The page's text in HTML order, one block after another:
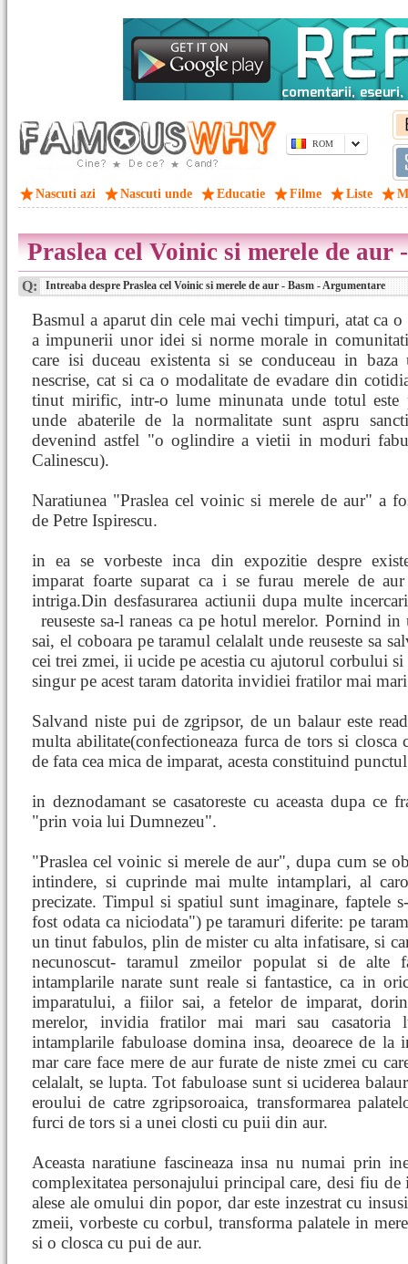
ROM
Nascuti azi Nascuti unde Educatie Filme Liste
Praslea cel Voinic si merele de aur
Q: Intreaba despre Praslea cel Voinic si merele de aur - Basm - Argumentare
Basmul a aparut din cele mai vechi timpuri, atat ca o
a impunerii unor idei si norme morale in
care isi duceau existenta si se conduceau in
nescrise, cat si ca o modalitate de evadare din
tinut mirific, intr-o lume minunata unde totul este
unde abaterile de la normalitate sunt aspru
devenind astfel "o oglindire a vietii in moduri
Calinescu).
Naratiunea "Praslea cel voinic si merele de aur" a
de Petre Ispirescu.
in ea se vorbeste inca din expozitie despre
imparat foarte suparat ca i se furau merele de
intriga.Din desfasurarea actiunii dupa multe
reuseste sa-l raneas ca pe hotul merelor. Pornind
sai, el coboara pe taramul celalalt unde reuseste sa
cei trei zmei, ii ucide pe acestia cu ajutorul corbului si
singur pe acest taram datorita invidiei fratilor mai
Salvand niste pui de zgripsor, de un balaur este
multa abilitate(confectioneaza furca de tors si
de fata cea mica de imparat, acesta constituind
in deznodamant se casatoreste cu aceasta dupa ce
"prin voia lui Dumnezeu".
"Praslea cel voinic si merele de aur", dupa cum se
intindere, si cuprinde mai multe intamplari, al
precizate. Timpul si spatiul sunt imaginare, faptele
fost odata ca niciodata") pe taramuri diferite: pe
un tinut fabulos, plin de mister cu alta infatisare, si
necunoscut- taramul zmeilor populat si de alte
intamplarile narate sunt reale si fantastice, ca in
imparatului, a fiilor sai, a fetelor de imparat,
merelor, invidia fratilor mai mari sau casatoria
intamplarile fabuloase domina insa, deoarece de la
mar care face mere de aur furate de niste zmei cu
celalalt, se lupta. Tot fabuloase sunt si uciderea
eroului de catre zgripsoroaica, transformarea
furci de tors si a unei closti cu puii din aur.
Aceasta naratiune fascineaza insa nu numai prin
complexitatea personajului principal care, desi fiu
alese ale omului din popor, dar este inzestrat cu
zmeii, vorbeste cu corbul, transforma palatele in
si o closca cu pui de aur.